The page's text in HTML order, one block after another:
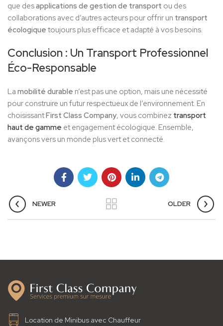
que desapplications de gestion de transport ou des
collaborations avec d’autres acteurs pour offrir un transport
écologique toujours plus efficace et adapté à vos besoins.
Conclusion : Un Transport Professionnel
Éco-Responsable
La mobilité durable n’est pas une option, mais une nécessité
pour construire un futur respectueux de l’environnement. En
choisissantFirst Class Company, vous combinez transport
haut de gamme et engagement écologique. Ensemble,
avançons vers un monde plus vert et connecté.
NEWER OLDER
Location de Minibus avec Chauffeur